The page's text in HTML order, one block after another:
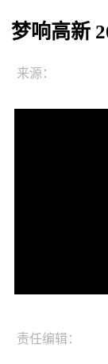
梦响高新
来源：
责任编辑：